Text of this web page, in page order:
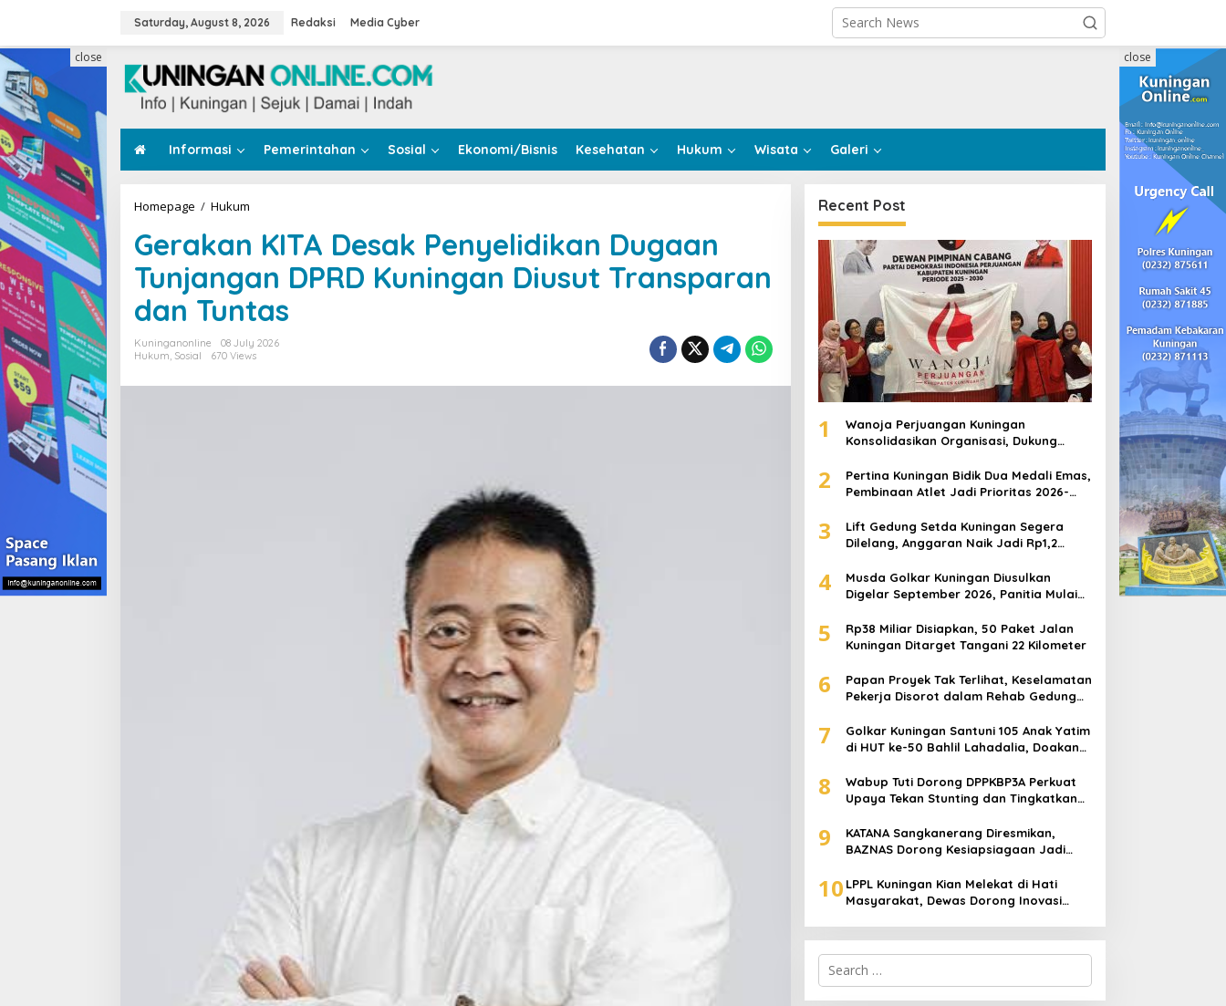
Saturday, August 8, 2026 Redaksi Media Cyber
Informasi Pemerintahan Sosial Ekonomi/Bisnis Kesehatan Hukum Wisata Galeri
close close
Homepage / Hukum
Desak
Penyelidikan
Dugaan
Tunjangan
DPRD
Kuningan
Diusut
Transparan
Tuntas
Gerakan KITA Desak Penyelidikan Dugaan
Tunjangan DPRD Kuningan Diusut Transparan
dan Tuntas
Kuninganonline
08 July 2026
Hukum Sosial 670 Views
Recent Post
1
Wanoja Perjuangan Kuningan
Konsolidasikan Organisasi, Dukung
2
Pertina Kuningan Bidik Dua Medali Emas,
Pembinaan Atlet Jadi Prioritas 2026-
3
Lift Gedung Setda Kuningan Segera
Dilelang, Anggaran Naik Jadi Rp1,2
4
Musda Golkar Kuningan Diusulkan
Digelar September 2026, Panitia Mulai
5
Rp38 Miliar Disiapkan, 50 Paket Jalan
Kuningan Ditarget Tangani 22 Kilometer
6
Papan Proyek Tak Terlihat, Keselamatan
Pekerja Disorot dalam Rehab Gedung
7
Golkar Kuningan Santuni 105 Anak Yatim
di HUT ke-50 Bahlil Lahadalia, Doakan
8
Wabup Tuti Dorong DPPKBP3A Perkuat
Upaya Tekan Stunting dan Tingkatkan
9
KATANA Sangkanerang Diresmikan,
BAZNAS Dorong Kesiapsiagaan Jadi
10 LPPL Kuningan Kian Melekat di Hati
Masyarakat, Dewas Dorong Inovasi
Search
for: